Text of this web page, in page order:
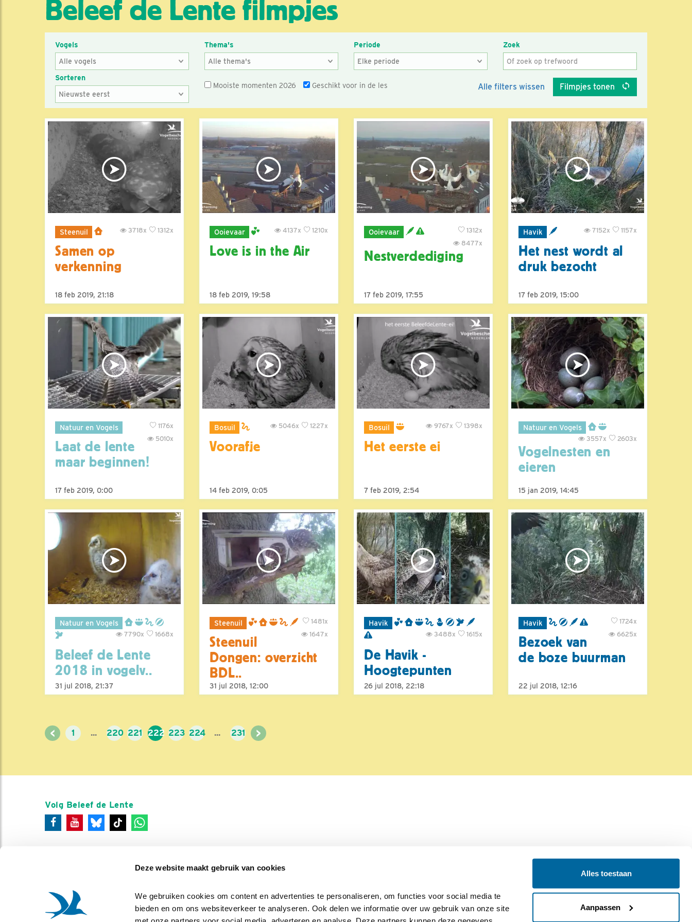
Deze website maakt gebruik van cookies
We gebruiken cookies om content en advertenties te personaliseren, om functies voor social media te
bieden en om ons websiteverkeer te analyseren. Ook delen we informatie over uw gebruik van onze site
Alles toestaan
Aanpassen
Beleef de Lente filmpjes
Vogels Thema's Periode Zoek
Sorteren
Alle filters wissen Filmpjes tonen
Mooiste momenten 2026 Geschikt voor in de les
Steenuil 1312x
3718x
Samen op
verkenning
18 feb 2019, 21:18
Ooievaar 1210x
4137x
Love is in the Air
18 feb 2019, 19:58
Ooievaar
1312x
8477x
Nestverdediging
17 feb 2019, 17:55
Havik 1157x
7152x
Het nest wordt al
druk bezocht
17 feb 2019, 15:00
Natuur en Vogels
1176x
5010x
Laat de lente
maar beginnen!
17 feb 2019, 0:00
Bosuil 1227x
5046x
Voorafje
14 feb 2019, 0:05
Bosuil 1398x
9767x
Het eerste ei
7 feb 2019, 2:54
Natuur en Vogels
2603x
3557x
Vogelnesten en
eieren
15 jan 2019, 14:45
Natuur en Vogels
1668x
7790x
Beleef de Lente
2018 in vogelv..
31 jul 2018, 21:37
Steenuil
1481x
1647x
Steenuil
Dongen: overzicht
BDL..
31 jul 2018, 12:00
Havik
1615x
3488x
De Havik -
Hoogtepunten
2018
26 jul 2018, 22:18
Havik
1724x
6625x
Bezoek van
de boze buurman
22 jul 2018, 12:16
< 1 ... 220 221 222 223 224 ... 231 >
Volg Beleef de Lente
Colofon